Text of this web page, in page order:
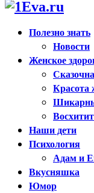
Полезно знать
Новости
Женское
Красота
Наши дети
Психология
Адам и
Вкусняшка
Юмор